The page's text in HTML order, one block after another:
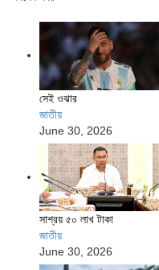
সেই ওঝার
জাতীয়
June 30, 2026
সাশ্রয় ৫০ লাখ টাকা
জাতীয়
June 30, 2026